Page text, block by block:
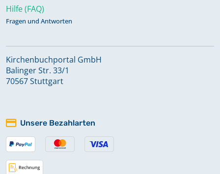
Hilfe (FAQ)
Fragen und Antworten
Kirchenbuchportal GmbH
Balinger Str. 33/1
70567 Stuttgart
Unsere Bezahlarten